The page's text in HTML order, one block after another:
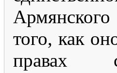
того, как
правах